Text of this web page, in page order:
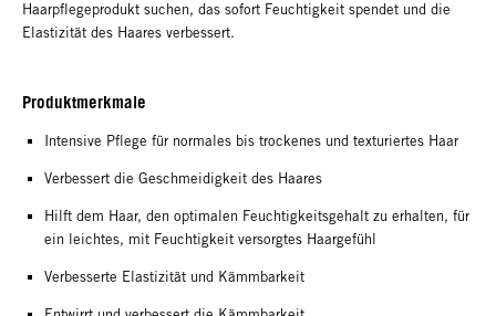
Haarpflegeprodukt suchen, das sofort Feuchtigkeit spendet und die
Elastizität des Haares verbessert.
Produktmerkmale
Intensive Pflege für normales bis trockenes und texturiertes Haar
Verbessert die Geschmeidigkeit des Haares
Hilft dem Haar, den optimalen Feuchtigkeitsgehalt zu erhalten, für
ein leichtes, mit Feuchtigkeit versorgtes Haargefühl
Verbesserte Elastizität und Kämmbarkeit